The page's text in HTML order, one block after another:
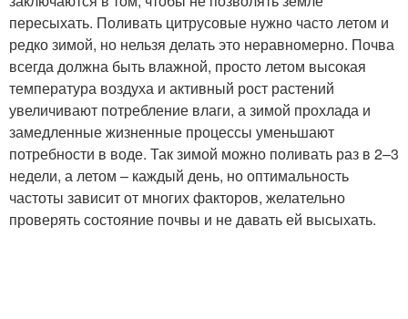
пересыхать. Поливать цитрусовые нужно часто летом и
редко зимой, но нельзя делать это неравномерно. Почва
всегда должна быть влажной, просто летом высокая
температура воздуха и активный рост растений
увеличивают потребление влаги, а зимой прохлада и
замедленные жизненные процессы уменьшают
потребности в воде. Так зимой можно поливать раз в 2–3
недели, а летом – каждый день, но оптимальность
частоты зависит от многих факторов, желательно
проверять состояние почвы и не давать ей высыхать.